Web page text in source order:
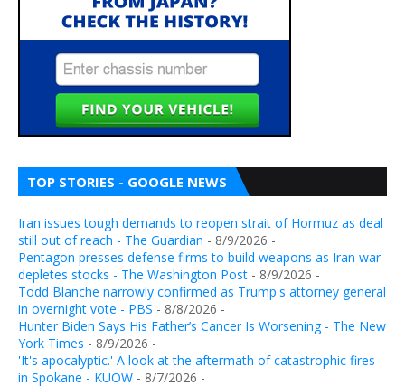
TOP STORIES - GOOGLE NEWS
Iran issues tough demands to reopen strait of Hormuz as deal
still out of reach - The Guardian - 8/9/2026 -
Pentagon presses defense firms to build weapons as Iran war
depletes stocks - The Washington Post - 8/9/2026 -
Todd Blanche narrowly confirmed as Trump's attorney general
in overnight vote - PBS - 8/8/2026 -
Hunter Biden Says His Father’s Cancer Is Worsening - The New
York Times - 8/9/2026 -
'It's apocalyptic.' A look at the aftermath of catastrophic fires
in Spokane - KUOW - 8/7/2026 -